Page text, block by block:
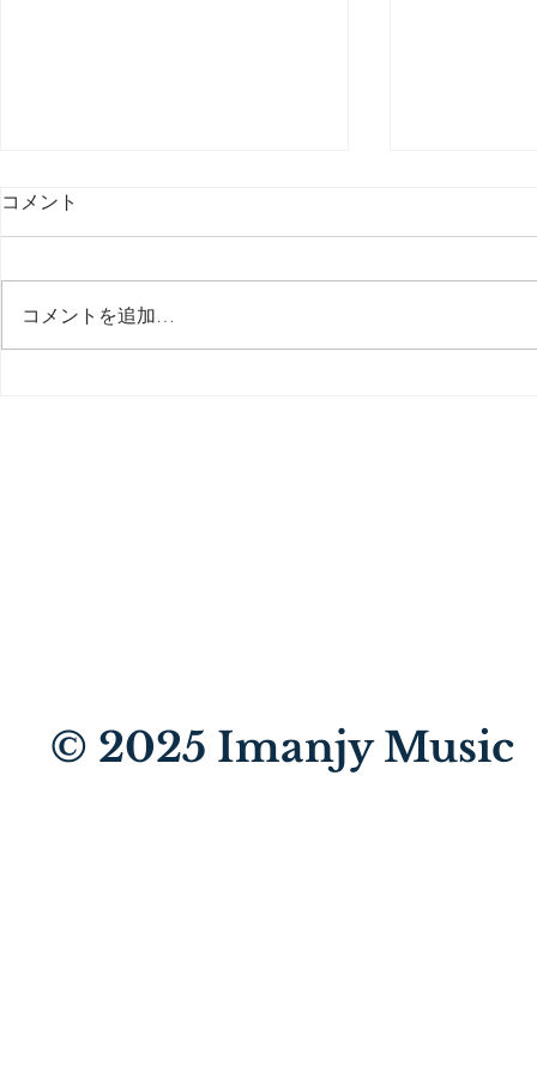
最後の日記です
コメント
コメントを追加…
© 2025 Imanjy Music